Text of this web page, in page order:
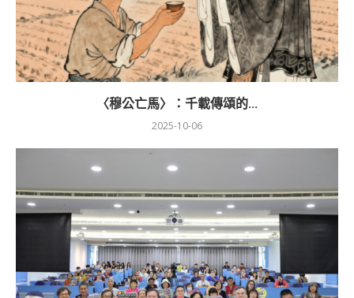
〈穆公亡馬〉：千載傳頌的...
2025-10-06